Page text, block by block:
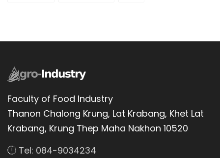
Faculty of Food Industry
Thanon Chalong Krung, Lat Krabang, Khet Lat
Krabang, Krung Thep Maha Nakhon 10520
Tel: 084-9034234